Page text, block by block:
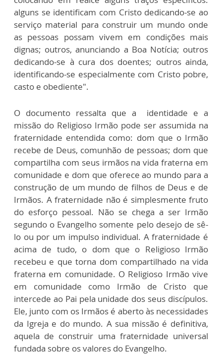
alguns se identificam com Cristo dedicando-se ao
serviço material para construir um mundo onde
as pessoas possam vivem em condições mais
dignas; outros, anunciando a Boa Notícia; outros
dedicando-se à cura dos doentes; outros ainda,
identificando-se especialmente com Cristo pobre,
casto e obediente".
O documento ressalta que a identidade e a
missão do Religioso Irmão pode ser assumida na
fraternidade entendida como: dom que o Irmão
recebe de Deus, comunhão de pessoas; dom que
compartilha com seus irmãos na vida fraterna em
comunidade e dom que oferece ao mundo para a
construção de um mundo de filhos de Deus e de
Irmãos. A fraternidade não é simplesmente fruto
do esforço pessoal. Não se chega a ser Irmão
segundo o Evangelho somente pelo desejo de sê-
lo ou por um impulso individual. A fraternidade é
acima de tudo, o dom que o Religioso Irmão
recebeu e que torna dom compartilhado na vida
fraterna em comunidade. O Religioso Irmão vive
em comunidade como Irmão de Cristo que
intercede ao Pai pela unidade dos seus discípulos.
Ele, junto com os Irmãos é aberto às necessidades
da Igreja e do mundo. A sua missão é definitiva,
aquela de construir uma fraternidade universal
fundada sobre os valores do Evangelho.